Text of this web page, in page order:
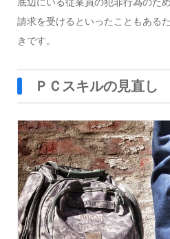
請求を受けるといったこともある
きです。
ＰＣスキルの見直し